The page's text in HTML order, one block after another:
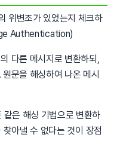
위변조가 있었는지 체크하
Authentication)
다른 메시지로 변환하되,
문을 해싱하여 나온 메시
은 해싱 기법으로 변환하
아낼 수 없다는 것이 장점